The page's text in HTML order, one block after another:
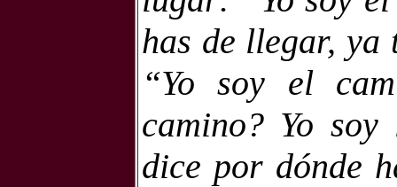
has de llegar,
“Yo soy el
camino? Yo
dice por dónde